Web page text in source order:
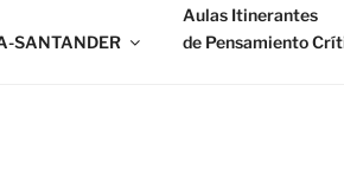
SANTANDER
Aulas Itinerantes
de Pensamiento